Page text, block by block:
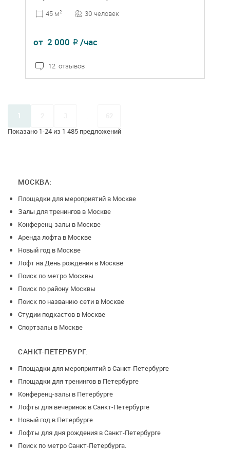
45 м2 30 человек
от 2 000 ₽ /час
12 отзывов
Показано 1-24 из 1 485 предложений
1
МОСКВА:
Площадки для мероприятий в Москве
Залы для тренингов в Москве
Конференц-залы в Москве
Аренда лофта в Москве
Новый год в Москве
Лофт на День рождения в Москве
Поиск по метро Москвы.
Поиск по району Москвы
Поиск по названию сети в Москве
Студии подкастов в Москве
Спортзалы в Москве
САНКТ-ПЕТЕРБУРГ:
Площадки для мероприятий в Санкт-Петербурге
Площадки для тренингов в Петербурге
Конференц-залы в Петербурге
Лофты для вечеринок в Санкт-Петербурге
Новый год в Петербурге
Лофты для дня рождения в Санкт-Петербурге
Поиск по метро Санкт-Петербурга.